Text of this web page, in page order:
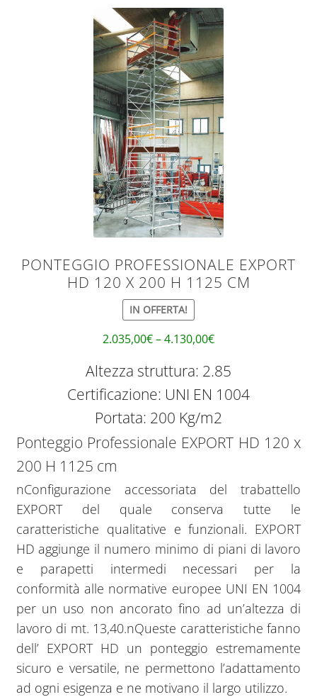
PONTEGGIO PROFESSIONALE EXPORT
HD 120 X 200 H 1125 CM
IN OFFERTA!
2.035,00€–4.130,00€
Altezza struttura: 2.85
Certificazione: UNI EN 1004
Portata: 200 Kg/m2
Ponteggio Professionale EXPORT HD 120 x
200 H 1125 cm
nConfigurazione accessoriata del trabattello
EXPORT del quale conserva tutte le
caratteristiche qualitative e funzionali. EXPORT
HD aggiunge il numero minimo di piani di lavoro
e parapetti intermedi necessari per la
conformità alle normative europee UNI EN 1004
per un uso non ancorato fino ad un’altezza di
lavoro di mt. 13,40.nQueste caratteristiche fanno
dell’ EXPORT HD un ponteggio estremamente
sicuro e versatile, ne permettono l’adattamento
ad ogni esigenza e ne motivano il largo utilizzo.